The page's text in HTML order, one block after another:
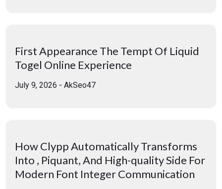
First Appearance The Tempt Of Liquid
Togel Online Experience
July 9, 2026 - AkSeo47
How Clypp Automatically Transforms
Into , Piquant, And High-quality Side For
Modern Font Integer Communication